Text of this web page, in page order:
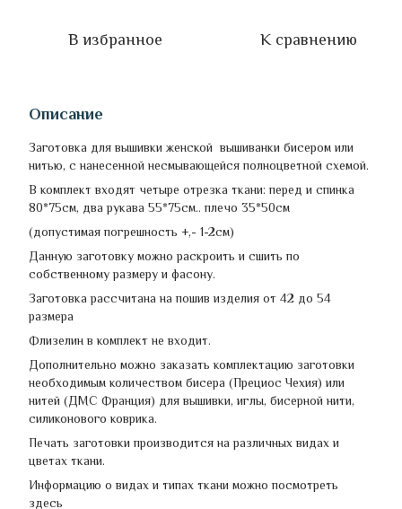
В избранное К сравнению
Описание
Заготовка для вышивки женской вышиванки бисером или
нитью, с нанесенной несмывающейся полноцветной схемой.
В комплект входят четыре отрезка ткани: перед и спинка
80*75см, два рукава 55*75см.. плечо 35*50см
(допустимая погрешность +,- 1-2см)
Данную заготовку можно раскроить и сшить по
собственному размеру и фасону.
Заготовка рассчитана на пошив изделия от 42 до 54
размера
Флизелин в комплект не входит.
Дополнительно можно заказать комплектацию заготовки
необходимым количеством бисера (Прециос Чехия) или
нитей (ДМС Франция) для вышивки, иглы, бисерной нити,
силиконового коврика.
Печать заготовки производится на различных видах и
цветах ткани.
Информацию о видах и типах ткани можно посмотреть
здесь